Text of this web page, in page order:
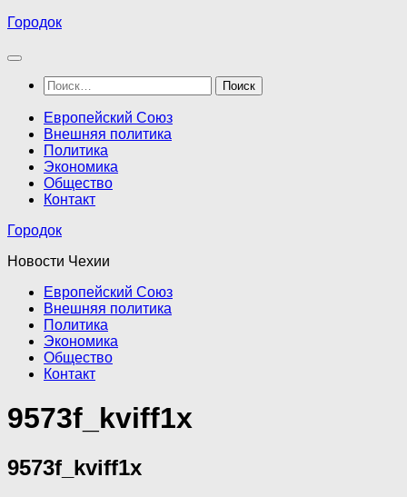
Перейти
содержимому
Городок
Найти:
Европейский Союз
Внешняя политика
Политика
Экономика
Общество
Контакт
Городок
Новости Чехии
Европейский Союз
Внешняя политика
Политика
Экономика
Общество
Контакт
9573f_kviff1x
9573f_kviff1x